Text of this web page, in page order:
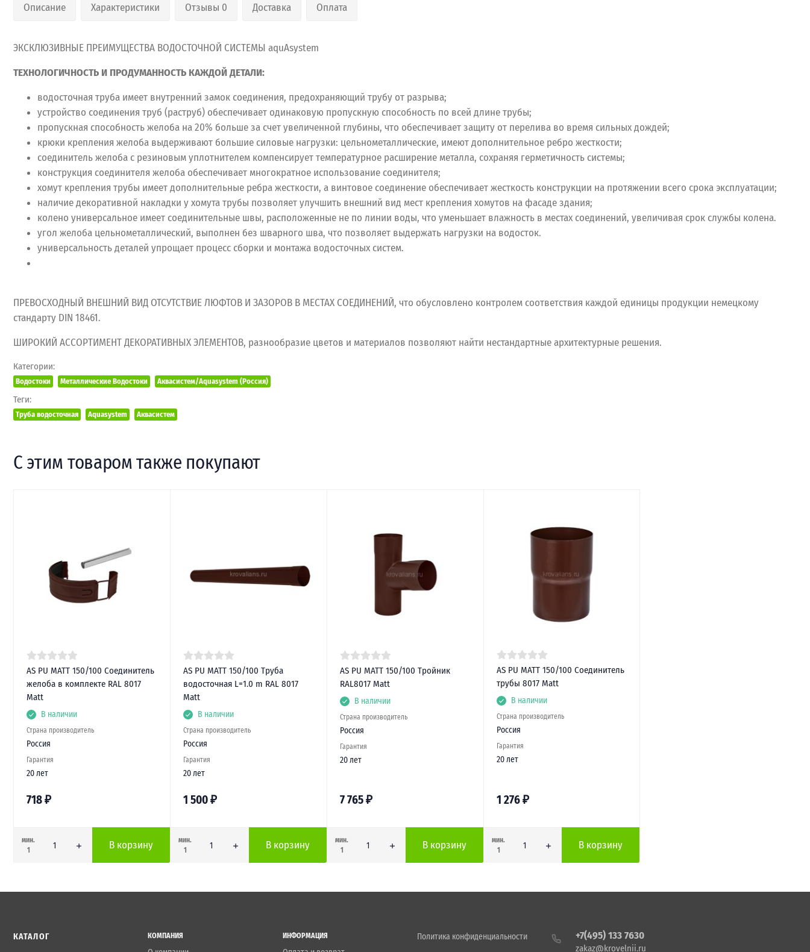
Описание Характеристики Отзывы 0 Доставка Оплата
ЭКСКЛЮЗИВНЫЕ ПРЕИМУЩЕСТВА ВОДОСТОЧНОЙ СИСТЕМЫ aquAsystem
ТЕХНОЛОГИЧНОСТЬ И ПРОДУМАННОСТЬ КАЖДОЙ ДЕТАЛИ:
водосточная труба имеет внутренний замок соединения, предохраняющий трубу от разрыва;
устройство соединения труб (раструб) обеспечивает одинаковую пропускную способность по всей длине трубы;
пропускная способность желоба на 20% больше за счет увеличенной глубины, что обеспечивает защиту от перелива во время сильных дождей;
крюки крепления желоба выдерживают большие силовые нагрузки: цельнометаллические, имеют дополнительное ребро жесткости;
соединитель желоба с резиновым уплотнителем компенсирует температурное расширение металла, сохраняя герметичность системы;
конструкция соединителя желоба обеспечивает многократное использование соединителя;
хомут крепления трубы имеет дополнительные ребра жесткости, а винтовое соединение обеспечивает жесткость конструкции на протяжении всего срока эксплуатации;
наличие декоративной накладки у хомута трубы позволяет улучшить внешний вид мест крепления хомутов на фасаде здания;
колено универсальное имеет соединительные швы, расположенные не по линии воды, что уменьшает влажность в местах соединений, увеличивая срок службы колена.
угол желоба цельнометаллический, выполнен без шварного шва, что позволяет выдержать нагрузки на водосток.
универсальность деталей упрощает процесс сборки и монтажа водосточных систем.
ПРЕВОСХОДНЫЙ ВНЕШНИЙ ВИД ОТСУТСТВИЕ ЛЮФТОВ И ЗАЗОРОВ В МЕСТАХ СОЕДИНЕНИЙ, что обусловлено контролем соответствия каждой единицы продукции немецкому
стандарту DIN 18461.
ШИРОКИЙ АССОРТИМЕНТ ДЕКОРАТИВНЫХ ЭЛЕМЕНТОВ, разнообразие цветов и материалов позволяют найти нестандартные архитектурные решения.
Категории:
Водостоки Металлические Водостоки Аквасистем/Aquasystem (Россия)
Теги:
Труба водосточная Aquasystem Аквасистем
С этим товаром также покупают
AS PU MATT 150/100 Соединитель
желоба в комплекте RAL 8017
Matt
В наличии
Страна производитель
Россия
Гарантия
20 лет
718₽
мин.
1
В корзину
AS PU MATT 150/100 Труба
водосточная L=1.0 m RAL 8017
Matt
В наличии
Страна производитель
Россия
Гарантия
20 лет
1 500₽
мин.
1
В корзину
AS PU MATT 150/100 Тройник
RAL8017 Matt
В наличии
Страна производитель
Россия
Гарантия
20 лет
7 765₽
мин.
1
В корзину
AS PU MATT 150/100 Соединитель
трубы 8017 Matt
В наличии
Страна производитель
Россия
Гарантия
20 лет
1 276₽
мин.
1
В корзину
КАТАЛОГ
КОМПАНИЯ ИНФОРМАЦИЯ
Политика конфиденциальности
+7(495) 133 7630
zakaz@krovelnii.ru